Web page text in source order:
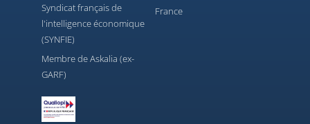
Syndicat français de
l'intelligence économique
(SYNFIE)
Membre de Askalia (ex-
GARF)
France